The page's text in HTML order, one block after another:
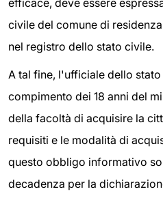
civile del comune di
nel registro dello stato civile.
A tal fine, l'ufficiale dello
compimento dei 18 anni del
della facoltà di acquisire la
requisiti e le modalità di
questo obbligo informativo
decadenza per la